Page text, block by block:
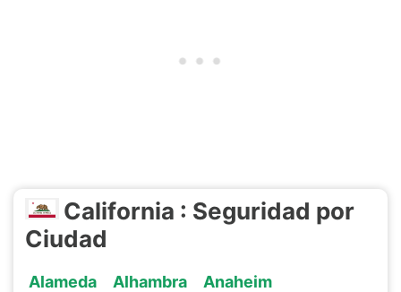
California : Seguridad por
Ciudad
Alameda Alhambra
Anaheim